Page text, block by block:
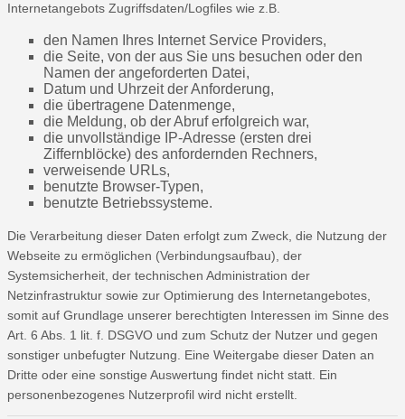
Internetangebots Zugriffsdaten/Logfiles wie z.B.
den Namen Ihres Internet Service Providers,
die Seite, von der aus Sie uns besuchen oder den
Namen der angeforderten Datei,
Datum und Uhrzeit der Anforderung,
die übertragene Datenmenge,
die Meldung, ob der Abruf erfolgreich war,
die unvollständige IP-Adresse (ersten drei
Ziffernblöcke) des anfordernden Rechners,
verweisende URLs,
benutzte Browser-Typen,
benutzte Betriebssysteme.
Die Verarbeitung dieser Daten erfolgt zum Zweck, die Nutzung der
Webseite zu ermöglichen (Verbindungsaufbau), der
Systemsicherheit, der technischen Administration der
Netzinfrastruktur sowie zur Optimierung des Internetangebotes,
somit auf Grundlage unserer berechtigten Interessen im Sinne des
Art. 6 Abs. 1 lit. f. DSGVO und zum Schutz der Nutzer und gegen
sonstiger unbefugter Nutzung. Eine Weitergabe dieser Daten an
Dritte oder eine sonstige Auswertung findet nicht statt. Ein
personenbezogenes Nutzerprofil wird nicht erstellt.